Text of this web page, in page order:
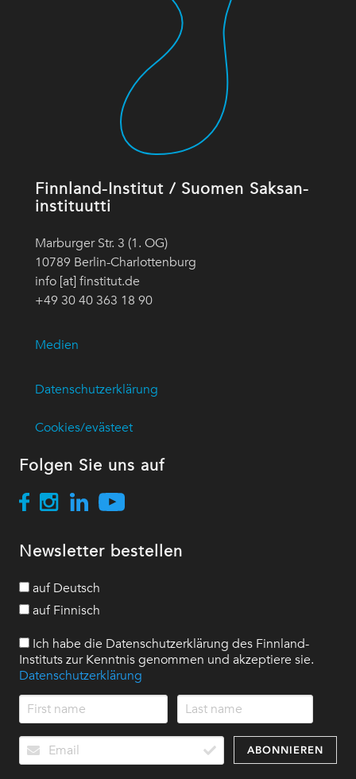
Finnland-Institut / Suomen Saksan-
instituutti
Marburger Str. 3 (1. OG)
10789 Berlin-Charlottenburg
info [at] finstitut.de
+49 30 40 363 18 90
Medien
Datenschutzerklärung
Cookies/evästeet
Folgen Sie uns auf
Newsletter bestellen
auf Deutsch
auf Finnisch
Ich habe die Datenschutzerklärung des Finnland-
Instituts zur Kenntnis genommen und akzeptiere sie.
Datenschutzerklärung
ABONNIEREN